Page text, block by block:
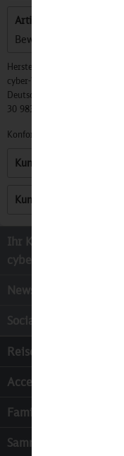
Artikel bewerten
Bewertungen lesen,
Hersteller:
cyber-Wear Heidelberg
Deutschland,
30 983 0
Konformitätserklärungen zu
Kunden kauften auch
Kunden haben sich
Ihr Kontakt zur
cyber-Wear
Newsletter
Socialmedia
Reisen
Accessoires
Familie & Kinder
Sammeln